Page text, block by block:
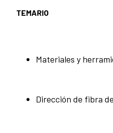
TEMARIO
Materiales y
Dirección de fibra